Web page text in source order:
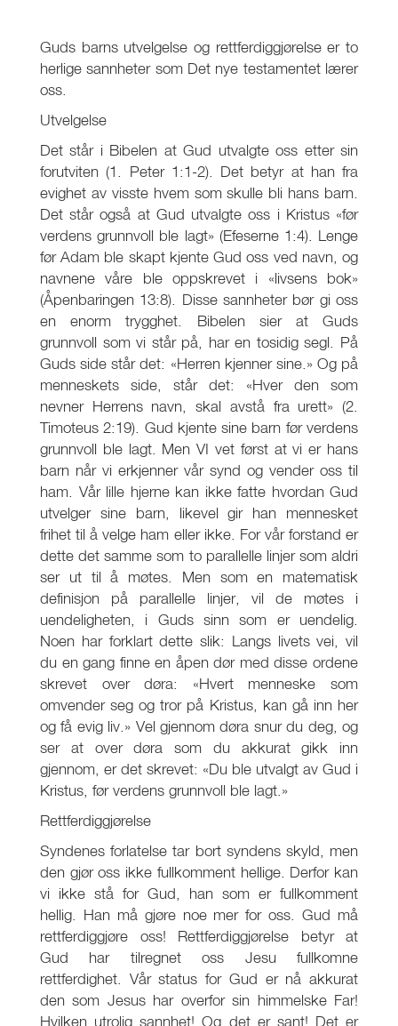
Guds barns utvelgelse og rettferdiggjørelse er to
herlige sannheter som Det nye testamentet lærer
oss.
Utvelgelse
Det står i Bibelen at Gud utvalgte oss etter sin
forutviten (1. Peter 1:1-2). Det betyr at han fra
evighet av visste hvem som skulle bli hans barn.
Det står også at Gud utvalgte oss i Kristus «før
verdens grunnvoll ble lagt» (Efeserne 1:4). Lenge
før Adam ble skapt kjente Gud oss ved navn, og
navnene våre ble oppskrevet i «livsens bok»
(Åpenbaringen 13:8). Disse sannheter bør gi oss
en enorm trygghet. Bibelen sier at Guds
grunnvoll som vi står på, har en tosidig segl. På
Guds side står det: «Herren kjenner sine.» Og på
menneskets side, står det: «Hver den som
nevner Herrens navn, skal avstå fra urett» (2.
Timoteus 2:19). Gud kjente sine barn før verdens
grunnvoll ble lagt. Men VI vet først at vi er hans
barn når vi erkjenner vår synd og vender oss til
ham. Vår lille hjerne kan ikke fatte hvordan Gud
utvelger sine barn, likevel gir han mennesket
frihet til å velge ham eller ikke. For vår forstand er
dette det samme som to parallelle linjer som aldri
ser ut til å møtes. Men som en matematisk
definisjon på parallelle linjer, vil de møtes i
uendeligheten, i Guds sinn som er uendelig.
Noen har forklart dette slik: Langs livets vei, vil
du en gang finne en åpen dør med disse ordene
skrevet over døra: «Hvert menneske som
omvender seg og tror på Kristus, kan gå inn her
og få evig liv.» Vel gjennom døra snur du deg, og
ser at over døra som du akkurat gikk inn
gjennom, er det skrevet: «Du ble utvalgt av Gud i
Kristus, før verdens grunnvoll ble lagt.»
Rettferdiggjørelse
Syndenes forlatelse tar bort syndens skyld, men
den gjør oss ikke fullkomment hellige. Derfor kan
vi ikke stå for Gud, han som er fullkomment
hellig. Han må gjøre noe mer for oss. Gud må
rettferdiggjøre oss! Rettferdiggjørelse betyr at
Gud har tilregnet oss Jesu fullkomne
rettferdighet. Vår status for Gud er nå akkurat
den som Jesus har overfor sin himmelske Far!
Hvilken utrolig sannhet! Og det er sant! Det er